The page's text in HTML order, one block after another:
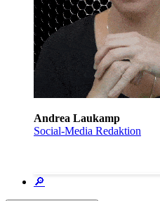
Andrea Laukamp
Social-Media Redaktion
🔎